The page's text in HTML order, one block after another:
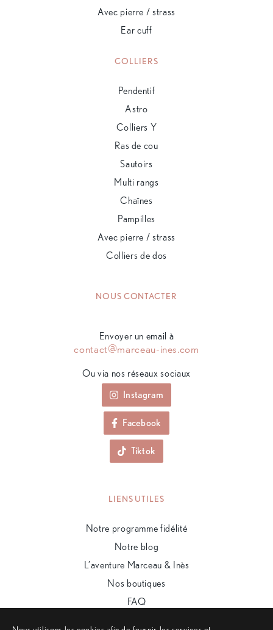
Avec pierre / strass
Ear cuff
COLLIERS
Pendentif
Astro
Colliers Y
Ras de cou
Sautoirs
Multi rangs
Chaînes
Pampilles
Avec pierre / strass
Colliers de dos
NOUS CONTACTER
Envoyer un email à
contact@marceau-ines.com
Ou via nos réseaux sociaux
Instagram
Facebook
Tiktok
LIENS UTILES
Notre programme fidélité
Notre blog
L’aventure Marceau & Inès
Nos boutiques
FAQ